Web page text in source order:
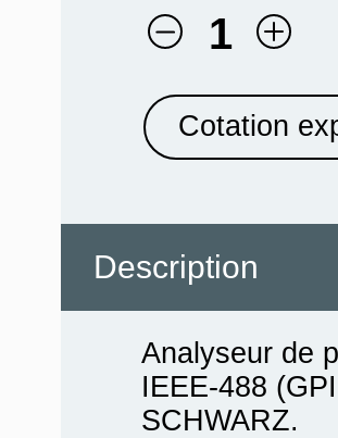
1
Cotation
Description
Analyseur de
IEEE-488
SCHWARZ.